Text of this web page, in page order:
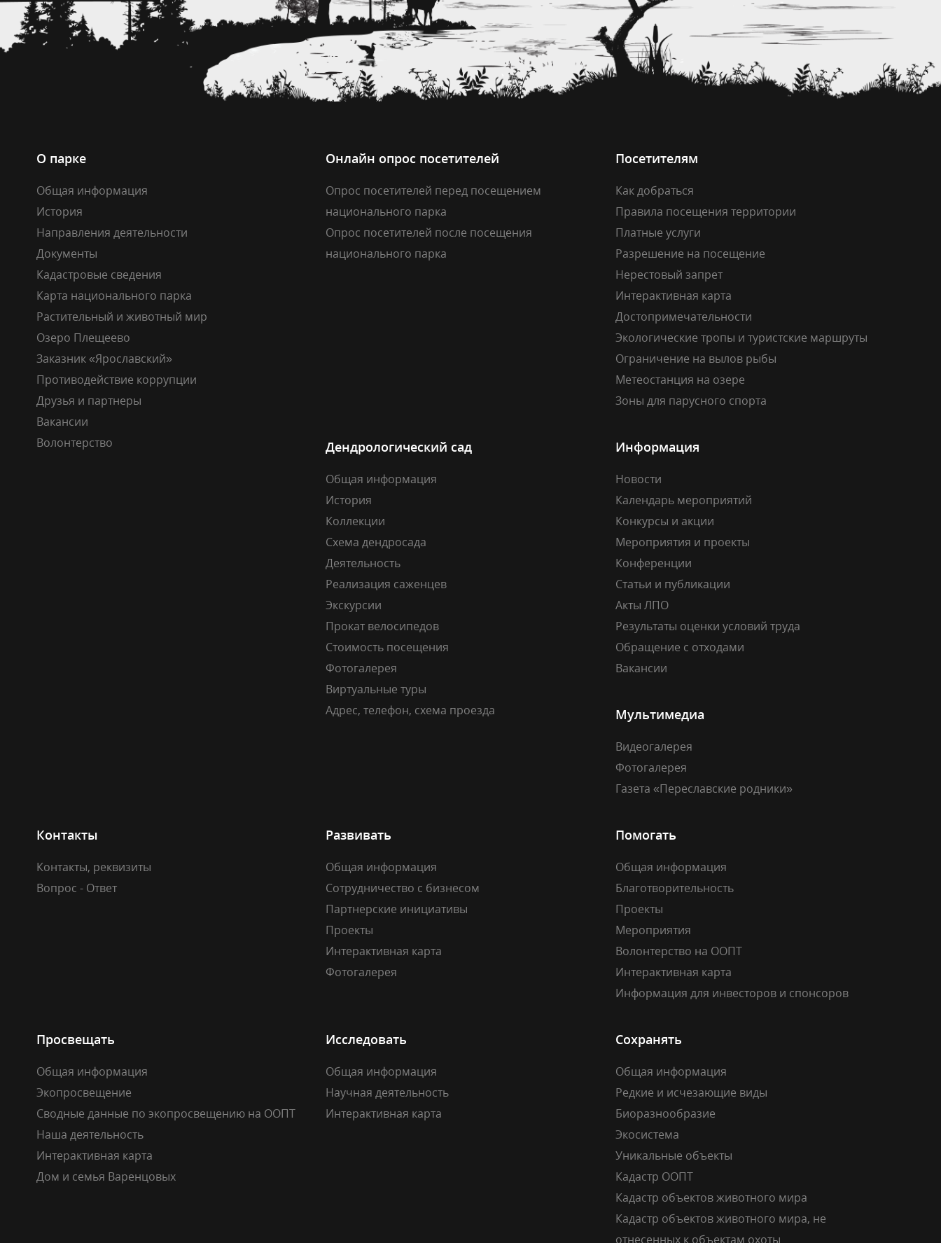
О парке
Общая информация
История
Направления деятельности
Документы
Кадастровые сведения
Карта национального парка
Растительный и животный мир
Озеро Плещеево
Заказник «Ярославский»
Противодействие коррупции
Друзья и партнеры
Вакансии
Волонтерство
Онлайн опрос посетителей
Опрос посетителей перед посещением
национального парка
Опрос посетителей после посещения
национального парка
Посетителям
Как добраться
Правила посещения территории
Платные услуги
Разрешение на посещение
Нерестовый запрет
Интерактивная карта
Достопримечательности
Экологические тропы и туристские маршруты
Ограничение на вылов рыбы
Метеостанция на озере
Зоны для парусного спорта
Дендрологический сад
Общая информация
История
Коллекции
Схема дендросада
Деятельность
Реализация саженцев
Экскурсии
Прокат велосипедов
Стоимость посещения
Фотогалерея
Виртуальные туры
Адрес, телефон, схема проезда
Информация
Новости
Календарь мероприятий
Конкурсы и акции
Мероприятия и проекты
Конференции
Статьи и публикации
Акты ЛПО
Результаты оценки условий труда
Обращение с отходами
Вакансии
Мультимедиа
Видеогалерея
Фотогалерея
Газета «Переславские родники»
Контакты
Контакты, реквизиты
Вопрос - Ответ
Развивать
Общая информация
Сотрудничество с бизнесом
Партнерские инициативы
Проекты
Интерактивная карта
Фотогалерея
Помогать
Общая информация
Благотворительность
Проекты
Мероприятия
Волонтерство на ООПТ
Интерактивная карта
Информация для инвесторов и спонсоров
Просвещать
Общая информация
Экопросвещение
Сводные данные по экопросвещению на ООПТ
Наша деятельность
Интерактивная карта
Дом и семья Варенцовых
Исследовать
Общая информация
Научная деятельность
Интерактивная карта
Сохранять
Общая информация
Редкие и исчезающие виды
Биоразнообразие
Экосистема
Уникальные объекты
Кадастр ООПТ
Кадастр объектов животного мира
Кадастр объектов животного мира, не
отнесенных к объектам охоты